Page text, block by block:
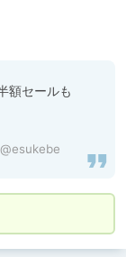
額セールも